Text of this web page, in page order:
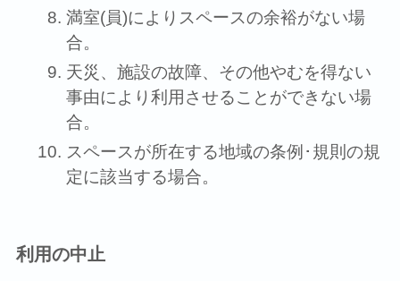
満室(員)によりスペースの余裕がない場
合。
天災、施設の故障、その他やむを得ない
事由により利⽤させることができない場
合。
スペースが所在する地域の条例･規則の規
定に該当する場合。
利⽤の中止